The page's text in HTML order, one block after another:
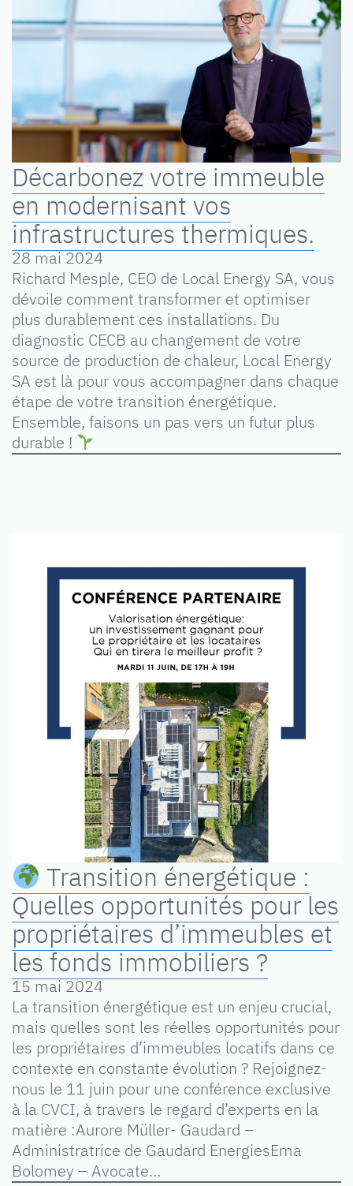
Décarbonez votre immeuble
en modernisant vos
infrastructures thermiques.
28 mai 2024
Richard Mesple, CEO de Local Energy SA, vous
dévoile comment transformer et optimiser
plus durablement ces installations. Du
diagnostic CECB au changement de votre
source de production de chaleur, Local Energy
SA est là pour vous accompagner dans chaque
étape de votre transition énergétique.
Ensemble, faisons un pas vers un futur plus
durable !
Transition énergétique :
Quelles opportunités pour les
propriétaires d’immeubles et
les fonds immobiliers ?
15 mai 2024
La transition énergétique est un enjeu crucial,
mais quelles sont les réelles opportunités pour
les propriétaires d’immeubles locatifs dans ce
contexte en constante évolution ? Rejoignez-
nous le 11 juin pour une conférence exclusive
à la CVCI, à travers le regard d’experts en la
matière :Aurore Müller- Gaudard –
Administratrice de Gaudard EnergiesEma
Bolomey – Avocate…